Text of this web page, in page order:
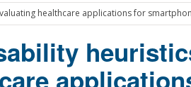
healthcare applications for